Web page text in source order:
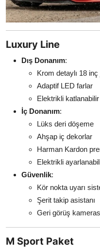
Luxury Line
Dış Donanım:
Krom detaylı 18 inç
Adaptif LED farlar
Elektrikli
İç Donanım:
Lüks deri döşeme
Ahşap iç dekorlar
Harman Kardon
Elektrikli
Güvenlik:
Kör nokta uyarı
Şerit takip asistanı
Geri görüş
M Sport Paket